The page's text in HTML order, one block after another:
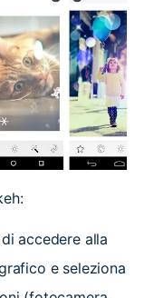
accedere alla
e seleziona